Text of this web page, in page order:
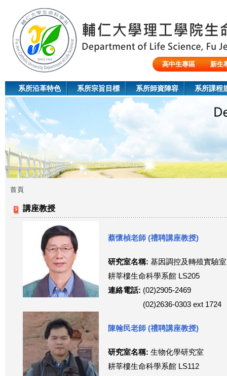
高中生專區
新生
系所沿革特色 系所宗旨目標 系所師資陣容 系所課程
您
首頁
講座教授
蔡懷楨老師 (禮聘講座教授)
研究室名稱: 基因調控及轉殖實驗室
耕莘樓生命科學系館 LS205
連絡電話: (02)2905-2469
(02)2636-0303 ext 1724
陳翰民老師 (禮聘講座教授)
研究室名稱: 生物化學研究室
耕莘樓生命科學系館 LS112